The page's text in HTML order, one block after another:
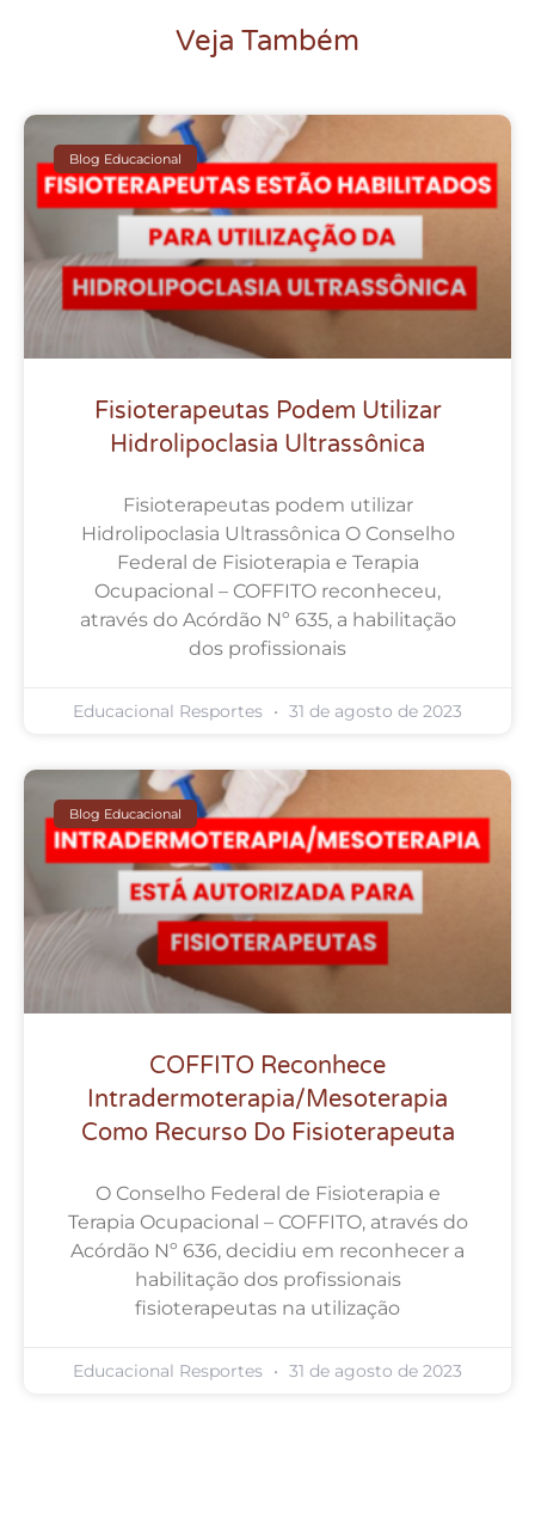
Veja Também
Blog Educacional
Fisioterapeutas Podem Utilizar
Hidrolipoclasia Ultrassônica
Fisioterapeutas podem utilizar
Hidrolipoclasia Ultrassônica O Conselho
Federal de Fisioterapia e Terapia
Ocupacional – COFFITO reconheceu,
através do Acórdão Nº 635, a habilitação
dos profissionais
Educacional Resportes 31 de agosto de 2023
Blog Educacional
COFFITO Reconhece
Intradermoterapia/Mesoterapia
Como Recurso Do Fisioterapeuta
O Conselho Federal de Fisioterapia e
Terapia Ocupacional – COFFITO, através do
Acórdão Nº 636, decidiu em reconhecer a
habilitação dos profissionais
fisioterapeutas na utilização
Educacional Resportes 31 de agosto de 2023